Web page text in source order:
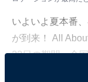
いよいよ夏本番
が到来！ All
23日の期間、全
国・四国地方の